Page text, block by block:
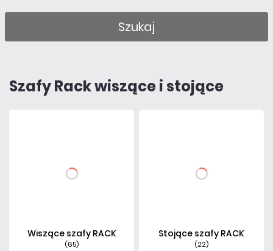
Szukaj
Szafy Rack wiszące i stojące
Wiszące szafy RACK
(65)
Stojące szafy RACK
(22)